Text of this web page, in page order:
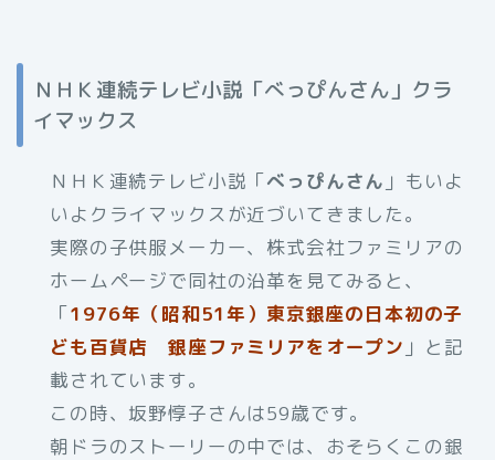
ＮＨＫ連続テレビ小説「べっぴんさん」クラ
イマックス
ＮＨＫ連続テレビ小説「べっぴんさん 」もいよ
いよクライマックスが近づいてきました。
実際の子供服メーカー、株式会社ファミリアの
ホームページで同社の沿革を見てみると、
「1976年（昭和51年）東京銀座の日本初の子
ども百貨店 銀座ファミリアをオープン 」と記
載されています。
この時、坂野惇子さんは59歳です。
朝ドラのストーリーの中では、おそらくこの銀